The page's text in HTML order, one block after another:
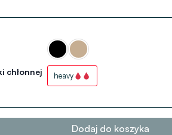
chłonnej heavy
Dodaj do koszyka